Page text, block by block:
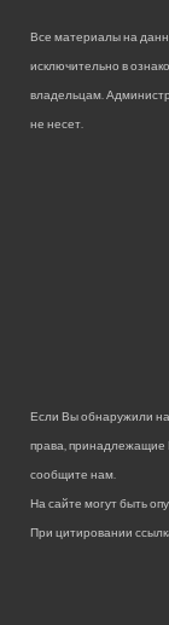
Все материалы на
исключительно в
владельцам.
не несет.
Если Вы обнаружили
права, принадлежащие
сообщите нам.
На сайте могут быть
При цитировании